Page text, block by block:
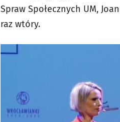
Spraw Społecznych UM,
raz wtóry.